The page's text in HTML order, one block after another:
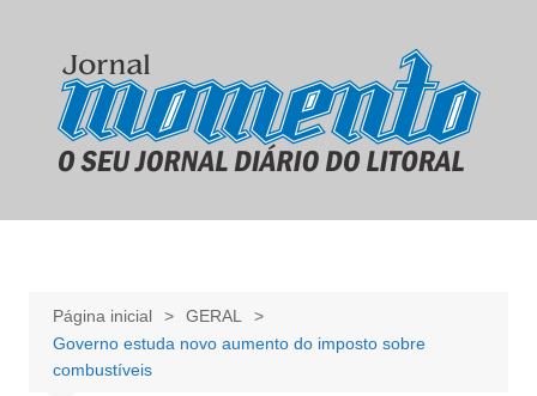
conteúdo
Página inicial
GERAL
Governo estuda novo aumento do imposto sobre
combustíveis